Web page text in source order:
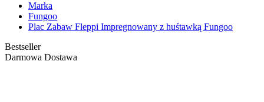
Marka
Fungoo
Plac Zabaw Fleppi Impregnowany z huśtawką Fungoo
Bestseller
Darmowa Dostawa